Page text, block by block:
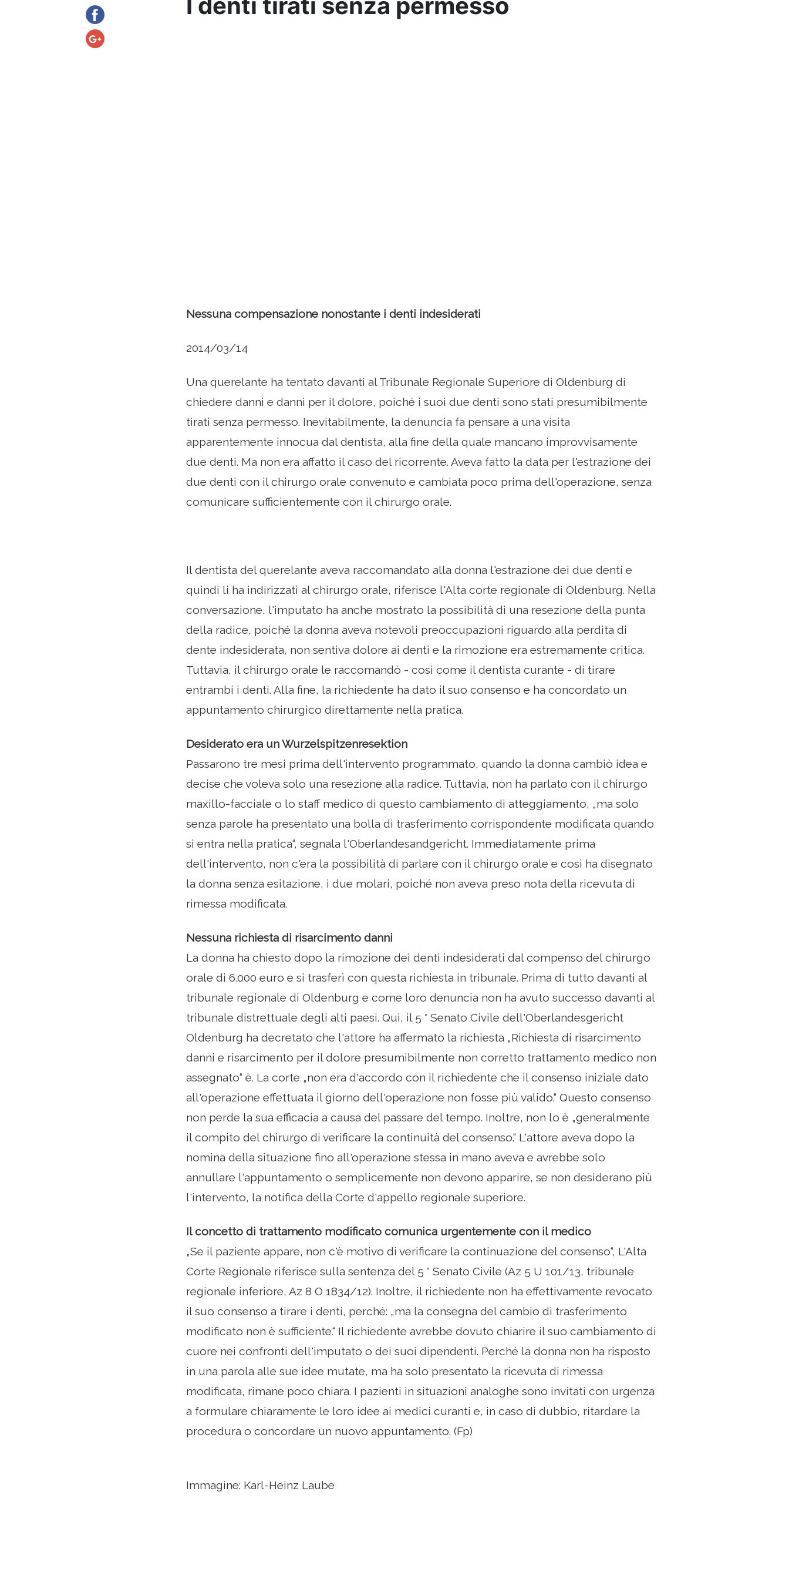
Nessuna compensazione nonostante i denti indesiderati
2014/03/14
Una querelante ha tentato davanti al Tribunale Regionale Superiore di Oldenburg di
chiedere danni e danni per il dolore, poiché i suoi due denti sono stati presumibilmente
tirati senza permesso. Inevitabilmente, la denuncia fa pensare a una visita
apparentemente innocua dal dentista, alla fine della quale mancano improvvisamente
due denti. Ma non era affatto il caso del ricorrente. Aveva fatto la data per l'estrazione dei
due denti con il chirurgo orale convenuto e cambiata poco prima dell'operazione, senza
comunicare sufficientemente con il chirurgo orale.
Il dentista del querelante aveva raccomandato alla donna l'estrazione dei due denti e
quindi li ha indirizzati al chirurgo orale, riferisce l'Alta corte regionale di Oldenburg. Nella
conversazione, l'imputato ha anche mostrato la possibilità di una resezione della punta
della radice, poiché la donna aveva notevoli preoccupazioni riguardo alla perdita di
dente indesiderata, non sentiva dolore ai denti e la rimozione era estremamente critica.
Tuttavia, il chirurgo orale le raccomandò - così come il dentista curante - di tirare
entrambi i denti. Alla fine, la richiedente ha dato il suo consenso e ha concordato un
appuntamento chirurgico direttamente nella pratica.
Desiderato era un Wurzelspitzenresektion
Passarono tre mesi prima dell'intervento programmato, quando la donna cambiò idea e
decise che voleva solo una resezione alla radice. Tuttavia, non ha parlato con il chirurgo
maxillo-facciale o lo staff medico di questo cambiamento di atteggiamento, „ma solo
senza parole ha presentato una bolla di trasferimento corrispondente modificata quando
si entra nella pratica“, segnala l'Oberlandesandgericht. Immediatamente prima
dell'intervento, non c'era la possibilità di parlare con il chirurgo orale e così ha disegnato
la donna senza esitazione, i due molari, poiché non aveva preso nota della ricevuta di
rimessa modificata.
Nessuna richiesta di risarcimento danni
La donna ha chiesto dopo la rimozione dei denti indesiderati dal compenso del chirurgo
orale di 6.000 euro e si trasferì con questa richiesta in tribunale. Prima di tutto davanti al
tribunale regionale di Oldenburg e come loro denuncia non ha avuto successo davanti al
tribunale distrettuale degli alti paesi. Qui, il 5 ° Senato Civile dell'Oberlandesgericht
Oldenburg ha decretato che l'attore ha affermato la richiesta „Richiesta di risarcimento
danni e risarcimento per il dolore presumibilmente non corretto trattamento medico non
assegnato“ è. La corte „non era d'accordo con il richiedente che il consenso iniziale dato
all'operazione effettuata il giorno dell'operazione non fosse più valido.“ Questo consenso
non perde la sua efficacia a causa del passare del tempo. Inoltre, non lo è „generalmente
il compito del chirurgo di verificare la continuità del consenso.“ L'attore aveva dopo la
nomina della situazione fino all'operazione stessa in mano aveva e avrebbe solo
annullare l'appuntamento o semplicemente non devono apparire, se non desiderano più
l'intervento, la notifica della Corte d'appello regionale superiore.
Il concetto di trattamento modificato comunica urgentemente con il medico
„Se il paziente appare, non c'è motivo di verificare la continuazione del consenso“, L'Alta
Corte Regionale riferisce sulla sentenza del 5 ° Senato Civile (Az 5 U 101/13, tribunale
regionale inferiore, Az 8 O 1834/12). Inoltre, il richiedente non ha effettivamente revocato
il suo consenso a tirare i denti, perché: „ma la consegna del cambio di trasferimento
modificato non è sufficiente.“ Il richiedente avrebbe dovuto chiarire il suo cambiamento di
cuore nei confronti dell'imputato o dei suoi dipendenti. Perché la donna non ha risposto
in una parola alle sue idee mutate, ma ha solo presentato la ricevuta di rimessa
modificata, rimane poco chiara. I pazienti in situazioni analoghe sono invitati con urgenza
a formulare chiaramente le loro idee ai medici curanti e, in caso di dubbio, ritardare la
procedura o concordare un nuovo appuntamento. (Fp)
Immagine: Karl-Heinz Laube